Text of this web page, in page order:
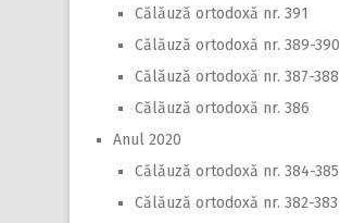
Călăuză ortodoxă nr. 391
Călăuză ortodoxă nr. 389-390
Călăuză ortodoxă nr. 387-388
Călăuză ortodoxă nr. 386
Anul 2020
Călăuză ortodoxă nr. 384-385
Călăuză ortodoxă nr. 382-383